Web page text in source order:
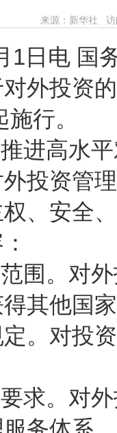
来源： ​新华社 访
1日电 国
外投资
行。
推进高水
投资管
、安全
围。对
其他国
。对投
求。对